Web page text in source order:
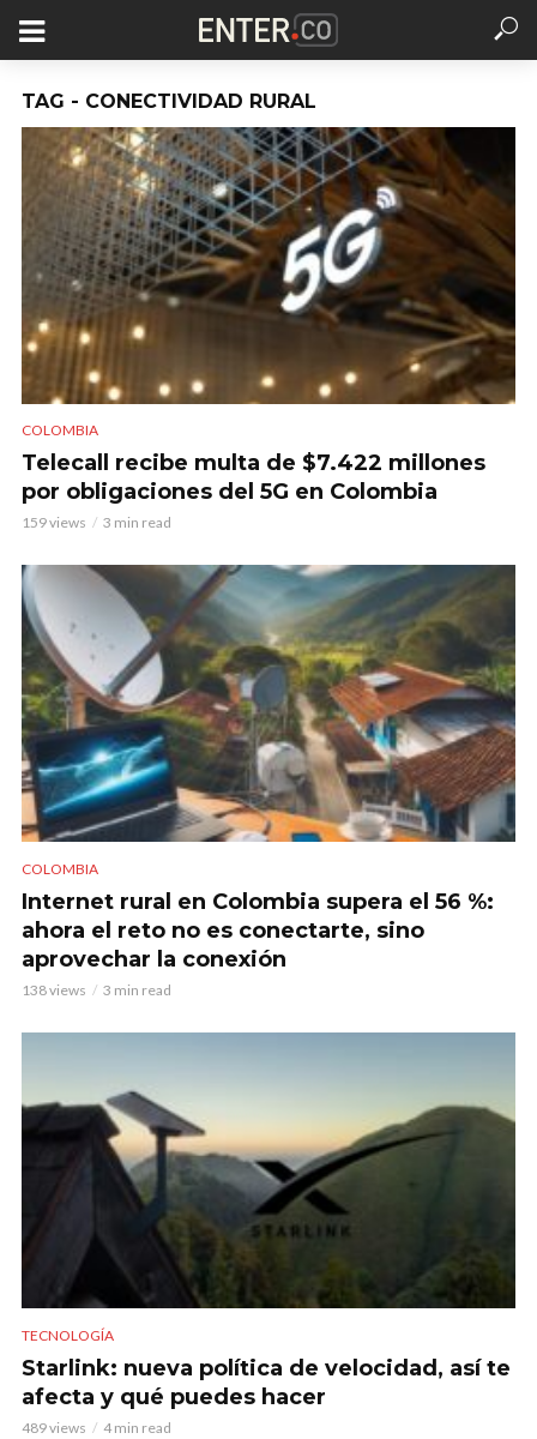
TAG - CONECTIVIDAD RURAL
COLOMBIA
Telecall recibe multa de $7.422 millones
por obligaciones del 5G en Colombia
159 views 3 min read
COLOMBIA
Internet rural en Colombia supera el 56 %:
ahora el reto no es conectarte, sino
aprovechar la conexión
138 views 3 min read
TECNOLOGÍA
Starlink: nueva política de velocidad, así te
afecta y qué puedes hacer
489 views 4 min read